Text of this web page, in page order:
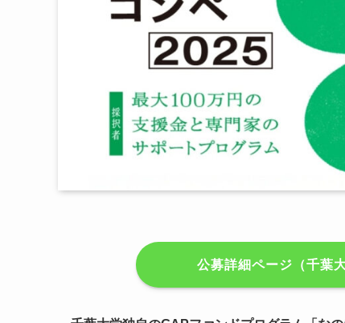
公募詳細ページ（千葉